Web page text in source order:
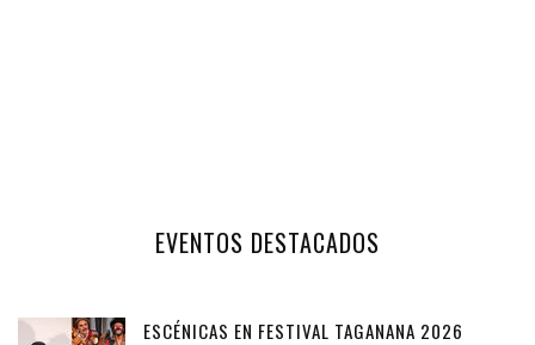
EVENTOS DESTACADOS
ESCÉNICAS EN FESTIVAL TAGANANA 2026